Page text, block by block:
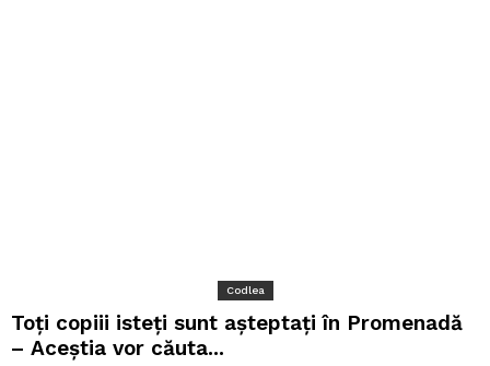
Codlea
Toți copiii isteți sunt așteptați în Promenadă
– Aceștia vor căuta...